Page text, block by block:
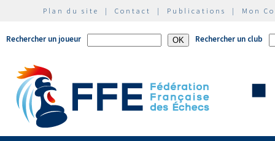
Plan du site | Contact | Publications | Mon
Rechercher un joueur Rechercher un club